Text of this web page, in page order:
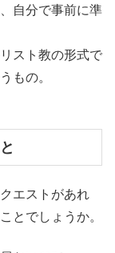
自分で事前に準
スト教の形式で
もの。
エストがあれ
とでしょうか。